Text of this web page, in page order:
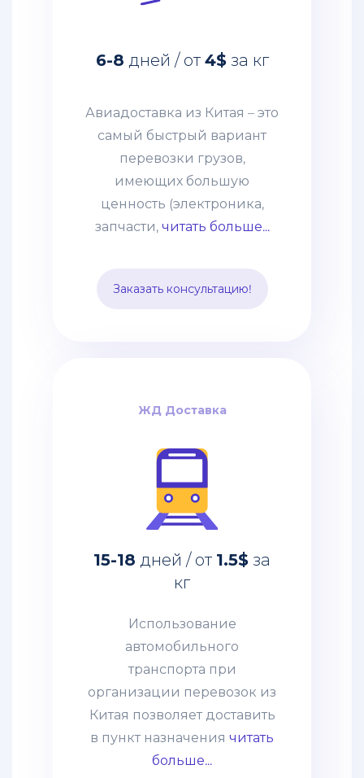
6-8 дней / от 4$за кг
Авиадоставка из Китая – это
самый быстрый вариант
перевозки грузов,
имеющих большую
ценность (электроника,
запчасти, читать больше...
Заказать консультацию!
ценность (электроника,
оборудование и т. п.)
грузов. Этот способ
выбирают компании со
взвешенным подходом к
наполнению склада и те,
кому нужно получить
Цена устанавливается,
таможенное оформление.
ЖД Доставка
15-18 дней / от 1.5$ за
кг
Использование
автомобильного
транспорта при
организации перевозок из
Китая позволяет доставить
в пункт назначения читать
больше...
ЖД Доставка
дней / от
кг
Использование
транспорта при
организации перевозок из
в пункт назначения
абсолютно любые товары:
негабаритные грузы,
оборудование, технику.
Часто применяется
практика сборных грузов,
что позволяет сократить